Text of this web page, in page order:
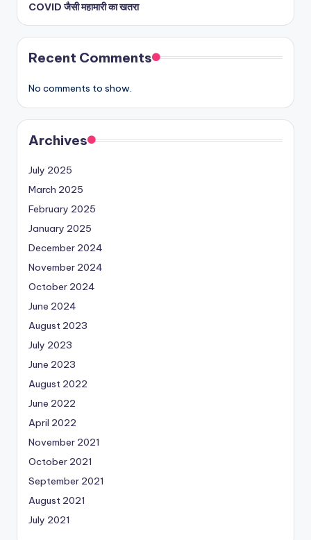
COVID जैसी महामारी का खतरा
Recent Comments
No comments to show.
Archives
July 2025
March 2025
February 2025
January 2025
December 2024
November 2024
October 2024
June 2024
August 2023
July 2023
June 2023
August 2022
June 2022
April 2022
November 2021
October 2021
September 2021
August 2021
July 2021